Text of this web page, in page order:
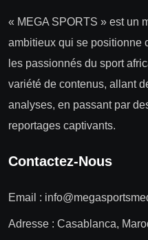
« MEGA SPORTS » est un
ambitieux qui se positionne
les passionnés du sport
variété de contenus, allant
analyses, en passant par
reportages captivants.
Contactez-Nous
Email :
Adresse : Casablanca,